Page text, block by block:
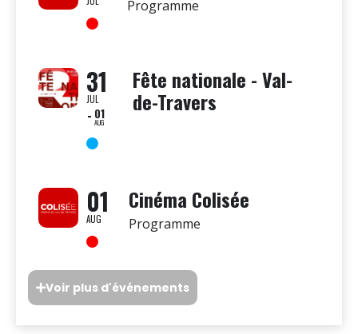
Programme
31
JUL
01
AUG
Fête nationale - Val-
de-Travers
01
AUG
Cinéma Colisée
Programme
Voir plus d'événements